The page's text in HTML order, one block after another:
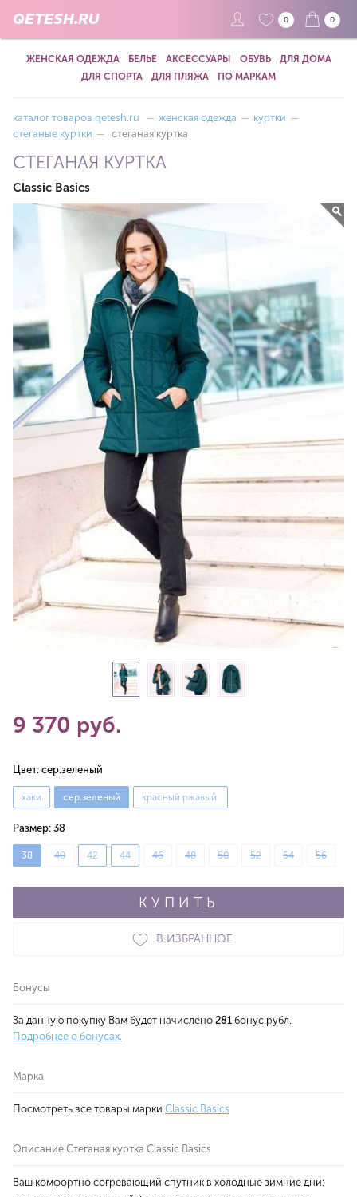
QETESH.RU 0 0
ЖЕНСКАЯ ОДЕЖДА БЕЛЬЕ АКСЕССУАРЫ ОБУВЬ
ДЛЯ ДОМА
ДЛЯ СПОРТА
ДЛЯ ПЛЯЖА ПО МАРКАМ
каталог товаров qetesh.ru — женская одежда — куртки —
стеганые куртки — стеганая куртка
СТЕГАНАЯ КУРТКА
Classic Basics
9 370 руб.
Цвет: сер.зеленый
хаки сер.зеленый красный ржавый
Размер: 38
38 40 42 44 46 48 50 52 54 56
КУПИТЬ
В ИЗБРАННОЕ
Бонусы
За данную покупку Вам будет начислено 281 бонус.рубл.
Подробнее о бонусах.
Марка
Посмотреть все товары марки Classic Basics
Описание Стеганая куртка Classic Basics
Ваш комфортно согревающий спутник в холодные зимние дни: